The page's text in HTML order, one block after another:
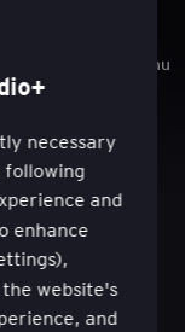
Menu
necessary
following
and
enhance
website's
and